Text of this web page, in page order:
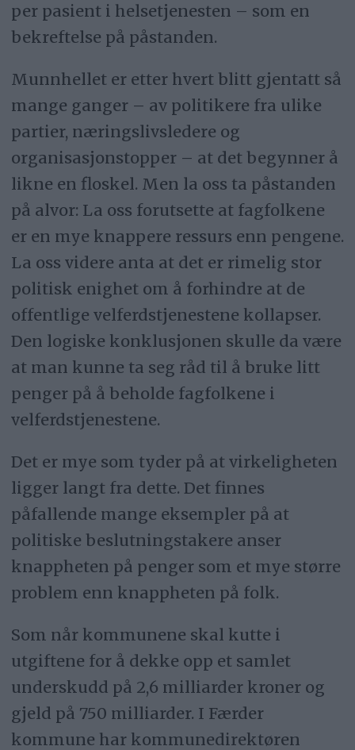
per pasient i helsetjenesten – som en
bekreftelse på påstanden.
Munnhellet er etter hvert blitt gjentatt så
mange ganger – av politikere fra ulike
partier, næringslivsledere og
organisasjonstopper – at det begynner å
likne en floskel. Men la oss ta påstanden
på alvor: La oss forutsette at fagfolkene
er en mye knappere ressurs enn pengene.
La oss videre anta at det er rimelig stor
politisk enighet om å forhindre at de
offentlige velferdstjenestene kollapser.
Den logiske konklusjonen skulle da være
at man kunne ta seg råd til å bruke litt
penger på å beholde fagfolkene i
velferdstjenestene.
Det er mye som tyder på at virkeligheten
ligger langt fra dette. Det finnes
påfallende mange eksempler på at
politiske beslutningstakere anser
knappheten på penger som et mye større
problem enn knappheten på folk.
Som når kommunene skal kutte i
utgiftene for å dekke opp et samlet
underskudd på 2,6 milliarder kroner og
gjeld på 750 milliarder. I Færder
kommune har kommunedirektøren